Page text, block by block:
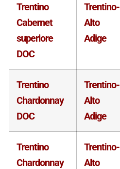
Trentino
Cabernet
superiore
DOC
Trentino-
Alto
Adige
Trentino
Chardonnay
DOC
Trentino-
Alto
Adige
Trentino
Chardonnay
Trentino-
Alto